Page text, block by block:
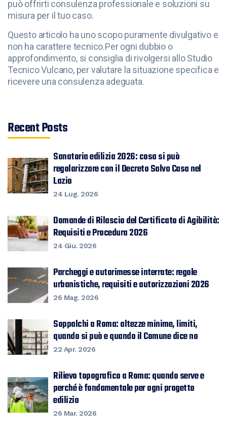
può offrirti consulenza professionale e soluzioni su
misura per il tuo caso.
Questo articolo ha uno scopo puramente divulgativo e
non ha carattere tecnico.Per ogni dubbio o
approfondimento, si consiglia di rivolgersi allo Studio
Tecnico Vulcano, per valutare la situazione specifica e
ricevere una consulenza adeguata.
Recent Posts
Sanatoria edilizia 2026: cosa si può
regolarizzare con il Decreto Salva Casa nel
Lazio
24 Lug. 2026
Domande di Rilascio del Certificato di Agibilità:
Requisiti e Procedura 2026
24 Giu. 2026
Parcheggi e autorimesse interrate: regole
urbanistiche, requisiti e autorizzazioni 2026
26 Mag. 2026
Soppalchi a Roma: altezze minime, limiti,
quando si può e quando il Comune dice no
22 Apr. 2026
Rilievo topografico a Roma: quando serve e
perché è fondamentale per ogni progetto
edilizio
26 Mar. 2026